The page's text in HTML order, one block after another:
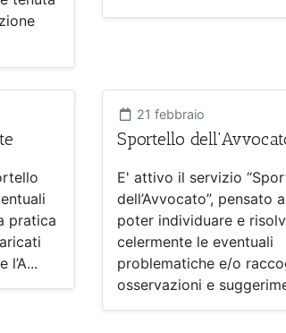
pratica
l’A...
21 febbraio
Sportello
E' attivo il servizio
dell’Avvocato”, pensato
poter individuare e
celermente le eventuali
problematiche e/o
osservazioni e